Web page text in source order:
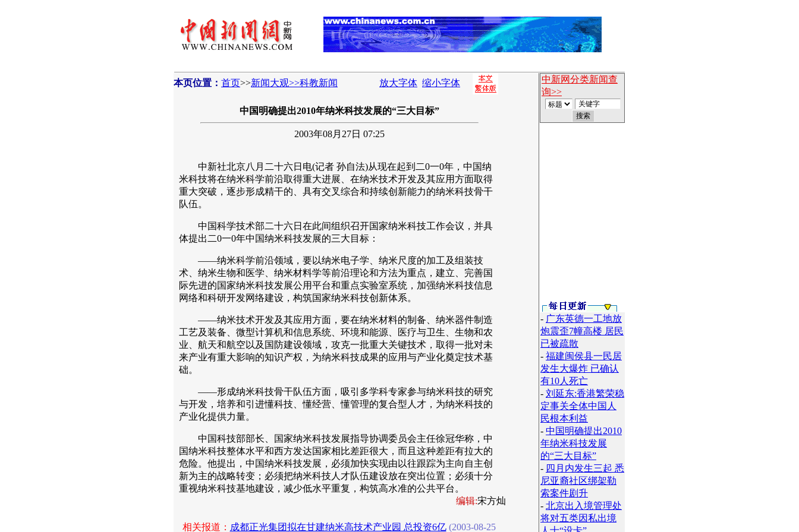
本页位置： 首页>>新闻大观>>科教新闻 放大字体 缩小字体
中国明确提出2010年纳米科技发展的“三大目标”
2003年08月27日 07:25
中新社北京八月二十六日电(记者 孙自法)从现在起到二0一0年，中国纳
米科技将在纳米科学前沿取得重大进展、在纳米技术开发及其应用方面取得
重大突破，逐步形成精干的、具有交叉综合和持续创新能力的纳米科技骨干
队伍。
中国科学技术部二十六日在此间组织召开国家纳米科技工作会议，并具
体提出二0一0年中国纳米科技发展的三大目标：
——纳米科学前沿领域，要以纳米电子学、纳米尺度的加工及组装技
术、纳米生物和医学、纳米材料学等前沿理论和方法为重点，建立、完善国
际先进的国家纳米科技发展公用平台和重点实验室系统，加强纳米科技信息
网络和科研开发网络建设，构筑国家纳米科技创新体系。
——纳米技术开发及其应用方面，要在纳米材料的制备、纳米器件制造
工艺及装备、微型计算机和信息系统、环境和能源、医疗与卫生、生物和农
业、航天和航空以及国防建设领域，攻克一批重大关键技术，取得一批对未
来产业有重大影响的知识产权，为纳米科技成果的应用与产业化奠定技术基
础。
——形成纳米科技骨干队伍方面，吸引多学科专家参与纳米科技的研究
与开发，培养和引进懂科技、懂经营、懂管理的复合型人才，为纳米科技的
产业化提供力量。
中国科技部部长、国家纳米科技发展指导协调委员会主任徐冠华称，中
国纳米科技整体水平和西方发达国家相比差距很大，而且这种差距有拉大的
危险。他提出，中国纳米科技发展，必须加快实现由以往跟踪为主向自主创
新为主的战略转变；必须把纳米科技人才队伍建设放在突出位置；必须十分
重视纳米科技基地建设，减少低水平重复，构筑高水准的公共平台。
编辑:宋方灿
相关报道： 成都正光集团拟在甘建纳米高技术产业园 总投资6亿(2003-08-25
中新网分类新闻查
询>>
- 广东英德一工地放
炮震歪7幢高楼 居民
已被疏散
- 福建闽侯县一民居
发生大爆炸 已确认
有10人死亡
- 刘延东:香港繁荣稳
定事关全体中国人
民根本利益
- 中国明确提出2010
年纳米科技发展
的“三大目标”
- 四月内发生三起 悉
尼亚裔社区绑架勒
索案件剧升
- 北京出入境管理处
将对五类因私出境